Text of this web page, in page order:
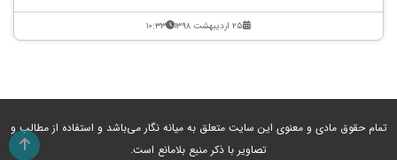
۲۵ اردیبهشت ۱۳۹۸ ۱۰:۳۳
تمام حقوق مادی و معنوی این سایت متعلق به میانه نگار می‌باشد و استفاده از مطالب و
تصاویر با ذکر منبع بلامانع است.